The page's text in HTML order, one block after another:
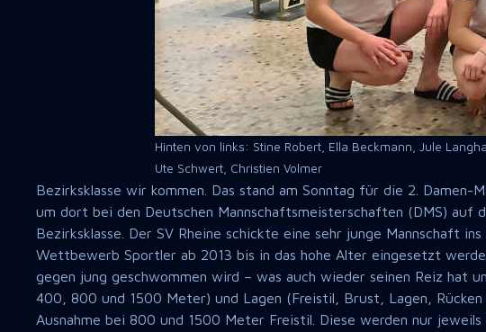
Hinten von links: Stine Robert, Ella Beckmann, Jule
Ute Schwert, Christien Volmer
Bezirksklasse wir kommen. Das stand am Sonntag für die 2. Damen-
um dort bei den Deutschen Mannschaftsmeisterschaften (DMS)
Bezirksklasse. Der SV Rheine schickte eine sehr junge Mannschaft
Wettbewerb Sportler ab 2013 bis in das hohe Alter eingesetzt
gegen jung geschwommen wird – was auch wieder seinen Reiz hat
400, 800 und 1500 Meter) und Lagen (Freistil, Brust, Lagen,
Ausnahme bei 800 und 1500 Meter Freistil. Diese werden nur